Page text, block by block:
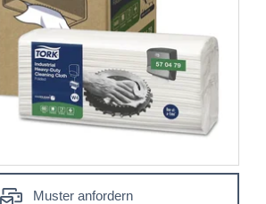
Muster anfordern